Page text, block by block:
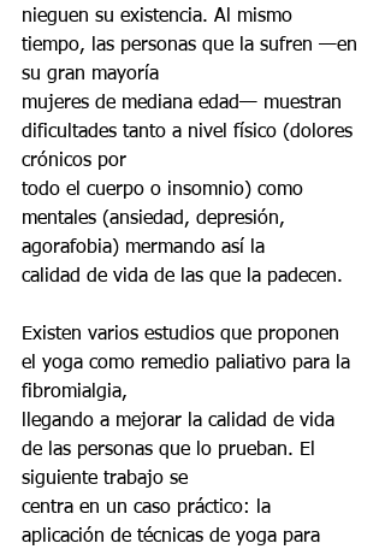
nieguen su existencia. Al mismo
tiempo, las personas que la sufren —en
su gran mayoría
mujeres de mediana edad— muestran
dificultades tanto a nivel físico (dolores
crónicos por
todo el cuerpo o insomnio) como
mentales (ansiedad, depresión,
agorafobia) mermando así la
calidad de vida de las que la padecen.
Existen varios estudios que proponen
el yoga como remedio paliativo para la
fibromialgia,
llegando a mejorar la calidad de vida
de las personas que lo prueban. El
siguiente trabajo se
centra en un caso práctico: la
aplicación de técnicas de yoga para